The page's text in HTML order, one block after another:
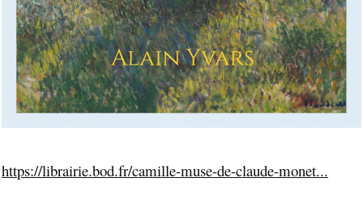
https://librairie.bod.fr/camille-muse-de-claude-monet...